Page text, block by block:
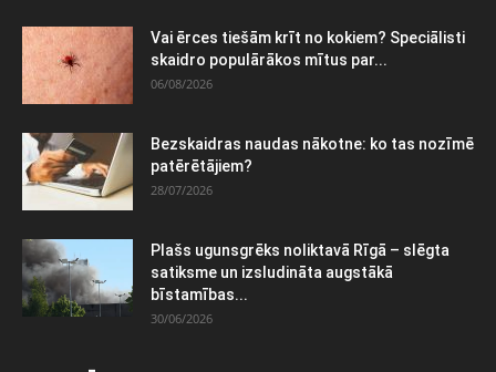
Vai ērces tiešām krīt no kokiem? Speciālisti
skaidro populārākos mītus par...
06/08/2026
Bezskaidras naudas nākotne: ko tas nozīmē
patērētājiem?
28/07/2026
Plašs ugunsgrēks noliktavā Rīgā – slēgta
satiksme un izsludināta augstākā
bīstamības...
30/06/2026